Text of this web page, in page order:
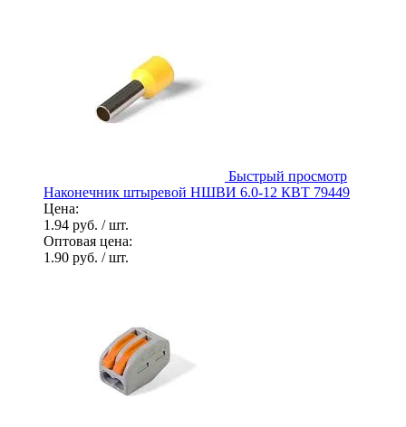
Быстрый просмотр
Наконечник штыревой НШВИ 6.0-12 КВТ 79449
Цена:
1.94 руб. / шт.
Оптовая цена:
1.90 руб. / шт.